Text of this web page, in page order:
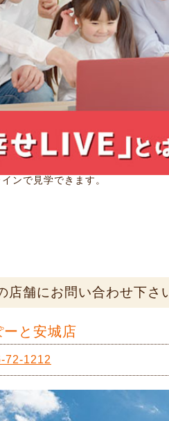
ンで見学できます。
店舗にお問い合わせ下さ
ーと安城店
72-1212